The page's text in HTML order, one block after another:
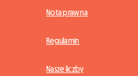
Nota prawna
Regulamin
Nasze liczby